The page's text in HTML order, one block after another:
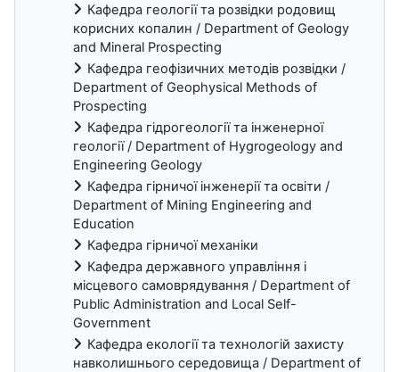
Кафедра геології та розвідки родовищ
корисних копалин / Department of Geology
and Mineral Prospecting
Кафедра геофізичних методів розвідки /
Department of Geophysical Methods of
Prospecting
Кафедра гідрогеології та інженерної
геології / Department of Hygrogeology and
Engineering Geology
Кафедра гірничої інженерії та освіти /
Department of Mining Engineering and
Education
Кафедра гірничої механіки
Кафедра державного управління і
місцевого самоврядування / Department of
Public Administration and Local Self-
Government
Кафедра екології та технологій захисту
навколишнього середовища / Department of